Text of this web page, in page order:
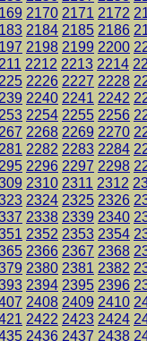
2170 2171 2172
2184 2185 2186
2198 2199 2200
2212 2213 2214
2226 2227 2228
2240 2241 2242
2254 2255 2256
2268 2269 2270
2282 2283 2284
2296 2297 2298
2310 2311 2312
2324 2325 2326
2338 2339 2340
2352 2353 2354
2366 2367 2368
2380 2381 2382
2394 2395 2396
2408 2409 2410
2422 2423 2424
2436 2437 2438